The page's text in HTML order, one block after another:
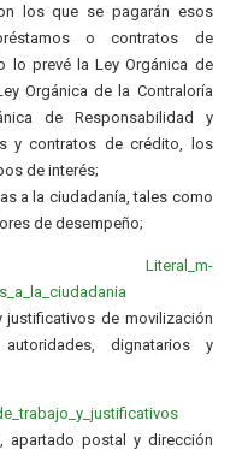
los que se pagarán esos
o contratos de
lo prevé la Ley Orgánica de
Orgánica de la Contraloría
de Responsabilidad y
y contratos de crédito, los
de interés;
a la ciudadanía, tales como
de desempeño;
de movilización
dignatarios y
apartado postal y dirección